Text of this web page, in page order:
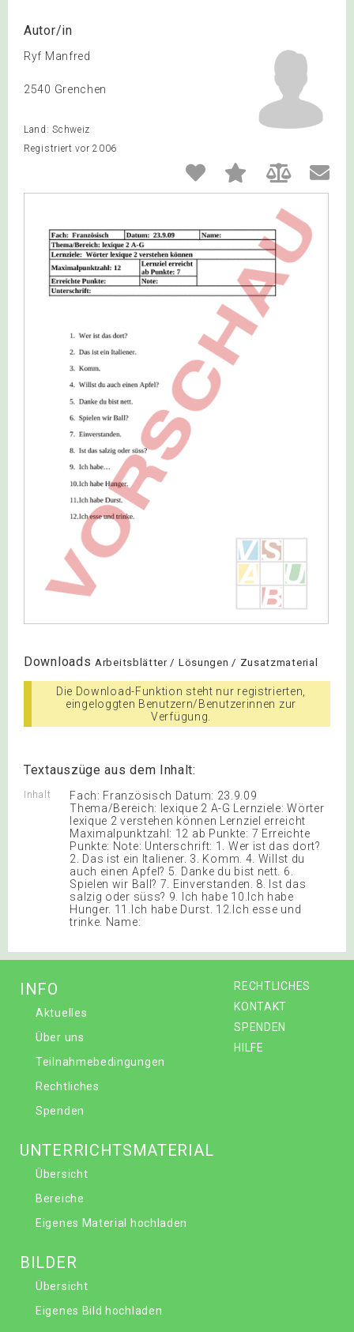
Autor/in
Ryf Manfred
2540 Grenchen
Land: Schweiz
Registriert vor 2006
Downloads Arbeitsblätter / Lösungen / Zusatzmaterial
Die Download-Funktion steht nur registrierten,
eingeloggten Benutzern/Benutzerinnen zur
Verfügung.
Textauszüge aus dem Inhalt:
Inhalt
Fach: Französisch Datum: 23.9.09
Thema/Bereich: lexique 2 A-G Lernziele: Wörter
lexique 2 verstehen können Lernziel erreicht
Maximalpunktzahl: 12 ab Punkte: 7 Erreichte
Punkte: Note: Unterschrift: 1. Wer ist das dort?
2. Das ist ein Italiener. 3. Komm. 4. Willst du
auch einen Apfel? 5. Danke du bist nett. 6.
Spielen wir Ball? 7. Einverstanden. 8. Ist das
salzig oder süss? 9. Ich habe 10.Ich habe
Hunger. 11.Ich habe Durst. 12.Ich esse und
trinke. Name:
RECHTLICHES
KONTAKT
SPENDEN
HILFE
INFO
Aktuelles
Über uns
Teilnahmebedingungen
Rechtliches
Spenden
UNTERRICHTSMATERIAL
Übersicht
Bereiche
Eigenes Material hochladen
BILDER
Übersicht
Eigenes Bild hochladen